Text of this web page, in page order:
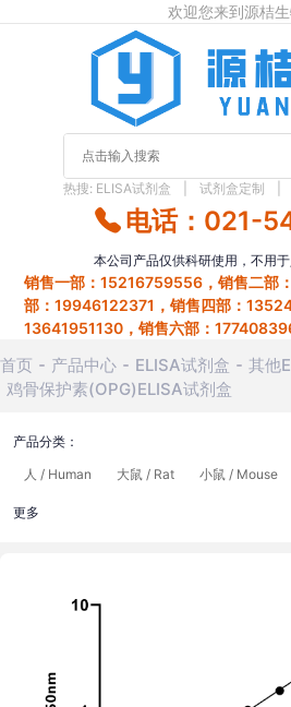
欢迎您来到源桔生
热搜: ELISA试剂盒 试剂盒定制
电话：021-
本公司产品仅供科研使用，不用
销售一部：15216759556，销售二部
部：19946122371，销售四部：
13641951130，销售六部：
首页 产品中心 ELISA试剂盒
其他
鸡骨保护素(OPG)ELISA试剂盒
产品分类：
人 / Human
大鼠 / Rat 小鼠 / Mouse
更多